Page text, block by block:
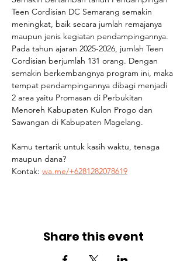
Teen Cordisian DC Semarang semakin
meningkat, baik secara jumlah remajanya
maupun jenis kegiatan pendampingannya.
Pada tahun ajaran 2025-2026, jumlah Teen
Cordisian berjumlah 131 orang. Dengan
semakin berkembangnya program ini, maka
tempat pendampingannya dibagi menjadi
2 area yaitu Promasan di Perbukitan
Menoreh Kabupaten Kulon Progo dan
Sawangan di Kabupaten Magelang.
Kamu tertarik untuk kasih waktu, tenaga
maupun dana?
Kontak: wa.me/+6281282078619
Share this event